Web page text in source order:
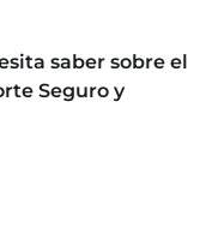
saber sobre el
Seguro y